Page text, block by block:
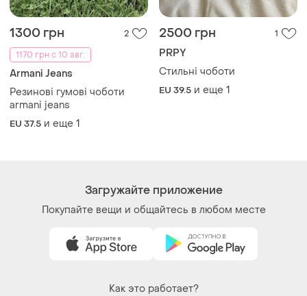
1300 грн
2
1170 грн с 10 авг.
Armani Jeans
Резинові гумові чоботи
armani jeans
EU 37.5 и еще 1
2500 грн 1
PRPY
Стильні чоботи
EU 39.5 и еще 1
Загружайте приложение
Покупайте вещи и общайтесь в любом месте
Как это работает?